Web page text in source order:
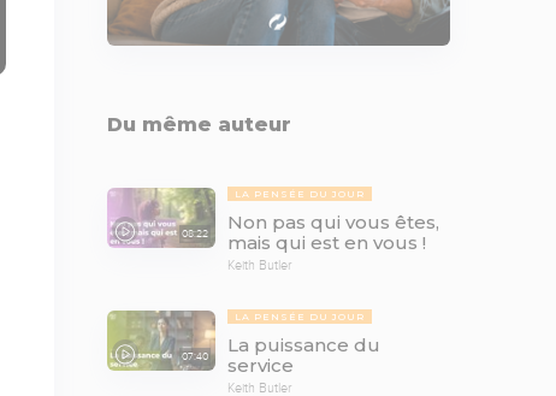
Du même auteur
08:22
LA PENSÉE DU JOUR
Non pas qui vous êtes,
mais qui est en vous !
Keith Butler
07:40
LA PENSÉE DU JOUR
La puissance du
service
Keith Butler